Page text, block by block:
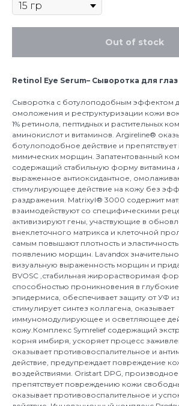
Out of stock
Retinol Eye Serum– Сыворотка для
Сыворотка с ботулоподобным эффектом
омоложения и реструктуризации кожи
1% ретинола, пептидных и растительных
аминокислот и витаминов. Argireline®
ботулоподобное действие и
мимических морщин. Запатентованный
содержащий стабильную форму витамина
выраженное антиоксидантное,
стимулирующее действие на кожу без
раздражения. Matrixyl® 3000 содержит
взаимодействуют со специфическими
активизируют гены, участвующие в
внеклеточного матрикса и клеточной
самым повышают плотность и
появлению морщин. Lavandox
визуальную выраженность морщин и
BVOSC ,стабильная жирорастворимая
способностью проникновения в
эпидермиса, обеспечивает защиту от УФ
стимулирует синтез коллагена, оказывает
иммуномодулирующее и осветляющее
кожу.Комплекс Symrelief содержащий
корня имбиря, ускоряет процесс
оказывает противовоспалительное и
действие, предупреждает повреждение
воздействиями. Oristart DPG, производное
препятствует повреждению кожи
оказывает противовоспалительное и